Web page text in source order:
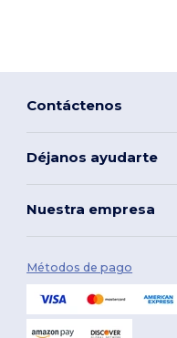
Contáctenos
Déjanos ayudarte
Nuestra empresa
Métodos de pago